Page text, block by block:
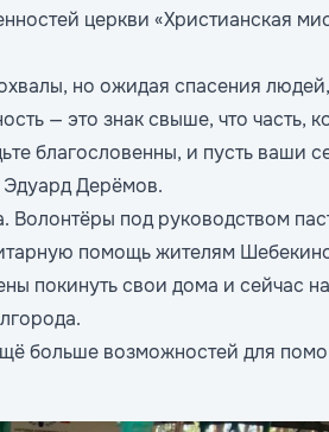
церкви «Христианская
но ожидая спасения
— это знак свыше, что часть,
благословенны, и пусть ваши
Дерёмов.
под руководством
помощь жителям
покинуть свои дома и сейчас
больше возможностей для